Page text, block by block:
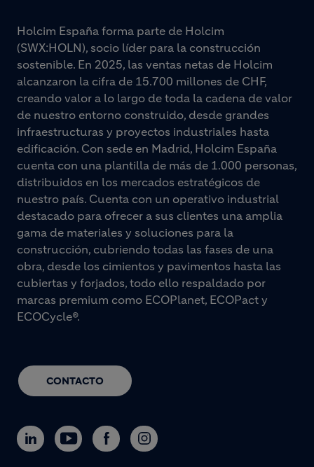
CONTACTO
Holcim España forma parte de Holcim
(SWX:HOLN), socio líder para la construcción
sostenible. En 2025, las ventas netas de Holcim
alcanzaron la cifra de 15.700 millones de CHF,
creando valor a lo largo de toda la cadena de valor
de nuestro entorno construido, desde grandes
infraestructuras y proyectos industriales hasta
edificación. Con sede en Madrid, Holcim España
cuenta con una plantilla de más de 1.000 personas,
distribuidos en los mercados estratégicos de
nuestro país. Cuenta con un operativo industrial
destacado para ofrecer a sus clientes una amplia
gama de materiales y soluciones para la
construcción, cubriendo todas las fases de una
obra, desde los cimientos y pavimentos hasta las
cubiertas y forjados, todo ello respaldado por
marcas premium como ECOPlanet, ECOPact y
ECOCycle®.